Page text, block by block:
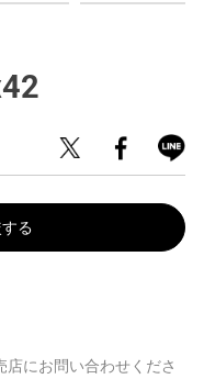
る
にお問い合わせくださ